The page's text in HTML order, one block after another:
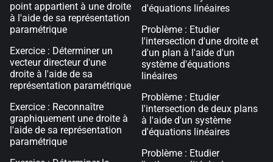
point appartient à une droite
à l'aide de sa représentation
paramétrique
Exercice : Déterminer un
vecteur directeur d'une
droite à l'aide de sa
représentation paramétrique
Exercice : Reconnaître
graphiquement une droite à
l'aide de sa représentation
paramétrique
d'équations linéaires
Problème : Etudier
l'intersection d'une droite et
d'un plan à l'aide d'un
système d'équations
linéaires
Problème : Etudier
l'intersection de deux plans
à l'aide d'un système
d'équations linéaires
Problème : Etudier